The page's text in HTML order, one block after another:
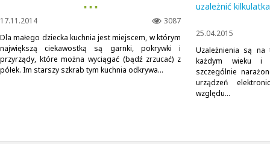
▪ ▪ ▪
3087
17.11.2014
Dla małego dziecka kuchnia jest miejscem, w którym
największą ciekawostką są garnki, pokrywki i
przyrządy, które można wyciągać (bądź zrzucać) z
półek. Im starszy szkrab tym kuchnia odkrywa...
uzależnić
25.04.2015
Uzależnienia są
każdym wieku i
szczególnie
urządzeń
względu...